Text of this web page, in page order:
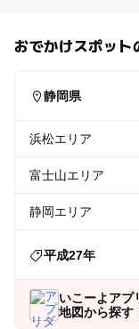
おでかけスポット
静岡県
浜松エリア
富士山エリア
静岡エリア
平成27年
いこーよアプ
地図から探す